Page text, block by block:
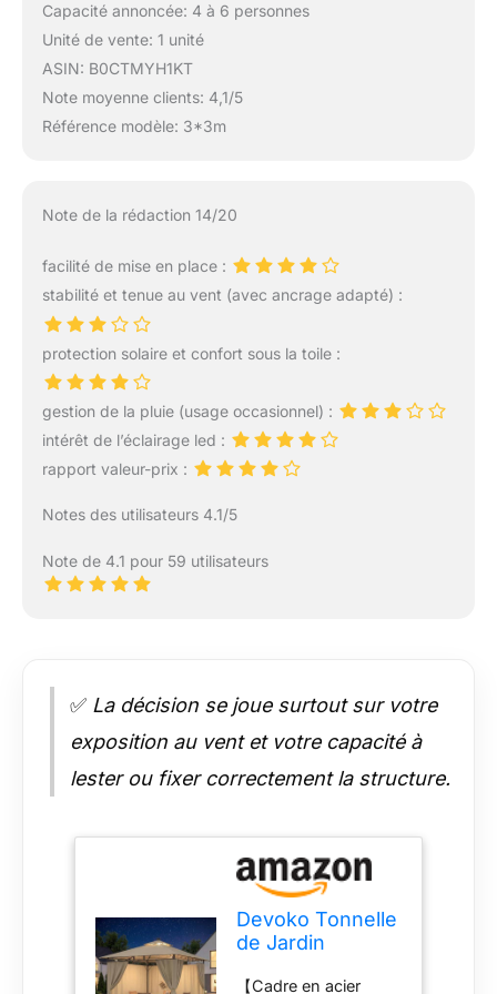
Capacité annoncée: 4 à 6 personnes
Unité de vente: 1 unité
ASIN: B0CTMYH1KT
Note moyenne clients: 4,1/5
Référence modèle: 3*3m
Note de la rédaction 14/20
facilité de mise en place :
stabilité et tenue au vent (avec ancrage adapté) :
protection solaire et confort sous la toile :
gestion de la pluie (usage occasionnel) :
intérêt de l’éclairage led :
rapport valeur-prix :
Notes des utilisateurs 4.1/5
Note de 4.1 pour 59 utilisateurs
✅ La décision se joue surtout sur votre
exposition au vent et votre capacité à
lester ou fixer correctement la structure.
Devoko Tonnelle
de Jardin
avec Lumière
【Cadre en acier